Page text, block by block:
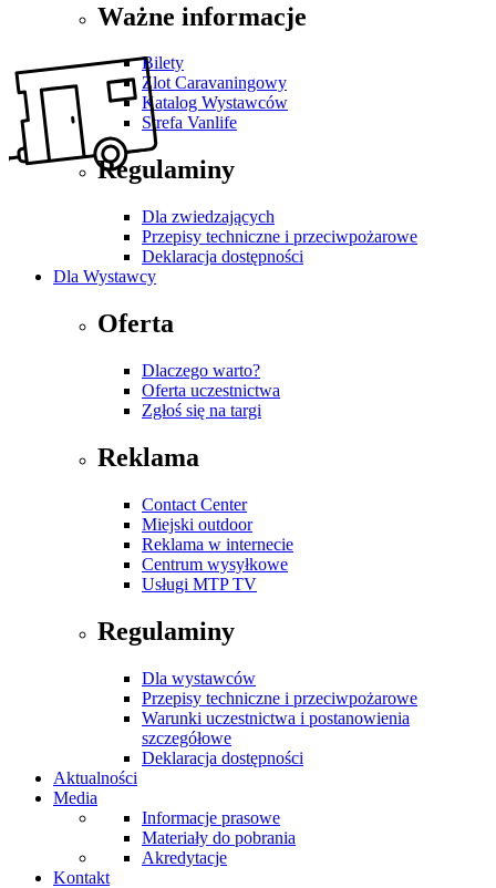
Ważne informacje
Bilety
Zlot Caravaningowy
Katalog Wystawców
Strefa Vanlife
Regulaminy
Dla zwiedzających
Przepisy techniczne i przeciwpożarowe
Deklaracja dostępności
Dla Wystawcy
Oferta
Dlaczego warto?
Oferta uczestnictwa
Zgłoś się na targi
Reklama
Contact Center
Miejski outdoor
Reklama w internecie
Centrum wysyłkowe
Usługi MTP TV
Regulaminy
Dla wystawców
Przepisy techniczne i przeciwpożarowe
Warunki uczestnictwa i postanowienia
szczegółowe
Deklaracja dostępności
Aktualności
Media
Informacje prasowe
Materiały do pobrania
Akredytacje
Kontakt